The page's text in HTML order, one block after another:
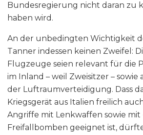
Bundesregierung nicht daran zu
haben wird.
An der unbedingten Wichtigkeit
Tanner indessen keinen Zweifel:
Flugzeuge seien relevant für die
im Inland – weil Zweisitzer – sowie
der Luftraumverteidigung. Dass
Kriegsgerät aus Italien freilich
Angriffe mit Lenkwaffen sowie
Freifallbomben geeignet ist,